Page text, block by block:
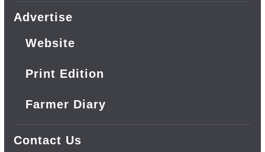
Advertise
Website
Print Edition
Farmer Diary
Contact Us